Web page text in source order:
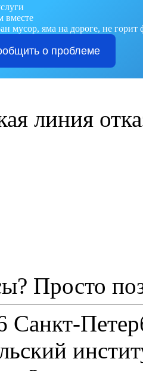
вместе
мусор, яма на дороге, не горит
о проблеме
линия
Просто
Санкт-